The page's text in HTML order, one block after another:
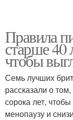
Правила
старше 40
чтобы
Семь лучших
рассказали о
сорока лет,
менопаузу и